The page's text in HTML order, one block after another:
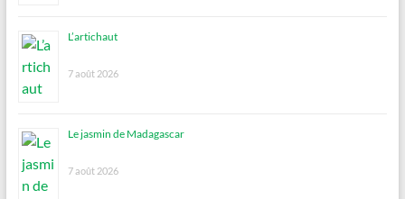
L’artichaut
7 août 2026
Le jasmin de Madagascar
7 août 2026